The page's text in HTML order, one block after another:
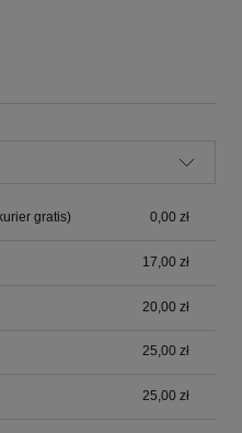
płatności
gratis) 0,00 zł
17,00 zł
20,00 zł
25,00 zł
25,00 zł